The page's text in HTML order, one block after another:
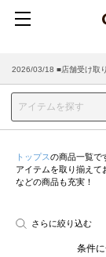
2026/03/18 ■店舗受け取
トップスの商品一覧で
アイテムを取り揃えて
などの商品も充実！
さらに絞り込む
条件